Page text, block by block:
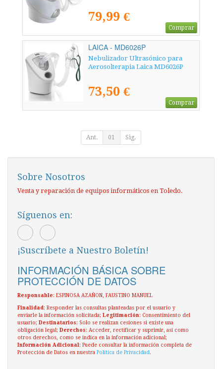
79,99 €
Comprar
LAICA - MD6026P
Nebulizador Ultrasónico para
Aerosolterapia Laica MD6026P
73,50 €
Comprar
Ant. 01 Sig.
Sobre Nosotros
Venta y reparación de equipos informáticos en Toledo.
Síguenos en:
¡Suscríbete a Nuestro Boletín!
INFORMACIÓN BÁSICA SOBRE
PROTECCIÓN DE DATOS
Responsable: ESPINOSA AZAÑON, FAUSTINO MANUEL
Finalidad: Responder las consultas planteadas por el usuario y
enviarle la información solicitada; Legitimación: Consentimiento del
usuario; Destinatarios: Solo se realizan cesiones si existe una
obligación legal; Derechos: Acceder, rectificar y suprimir, así como
otros derechos, como se indica en la información adicional;
Información Adicional : Puede consultar la información completa de
Protección de Datos en nuestra Política de Privacidad .